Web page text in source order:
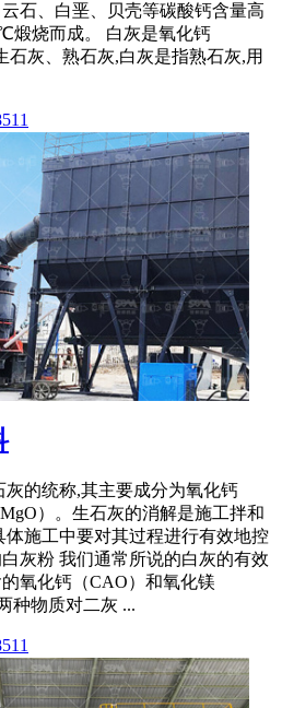
石、白垩、贝壳等碳酸钙含量高
煅烧而成。 白灰是氧化钙
石灰、熟石灰,白灰是指熟石灰,用
灰的统称,其主要成分为氧化钙
MgO）。生石灰的消解是施工拌和
体施工中要对其过程进行有效地控
灰粉 我们通常所说的白灰的有效
氧化钙（CAO）和氧化镁
种物质对二灰 ...